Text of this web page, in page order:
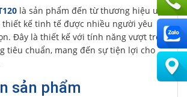
là sản phẩm đến từ thương hiệu uy
thiết kế tinh tế được nhiều người yêu
Đây là thiết kế với tính năng vượt trội
tiêu chuẩn, mang đến sự tiện lợi cho
sản phẩm